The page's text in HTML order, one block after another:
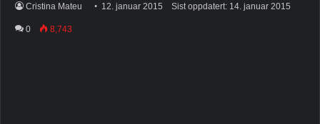
Cristina Mateu 12. januar 2015 Sist oppdatert: 14. januar 2015
0 8,743